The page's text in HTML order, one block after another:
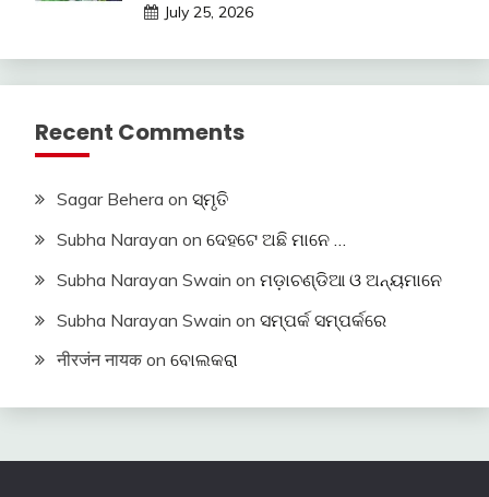
July 25, 2026
Recent Comments
Sagar Behera on ସ୍ମୃତି
Subha Narayan on ଦେହଟେ ଅଛି ମାନେ …
Subha Narayan Swain on ମଡ଼ାଚଣ୍ଡିଆ ଓ ଅନ୍ୟମାନେ
Subha Narayan Swain on ସମ୍ପର୍କ ସମ୍ପର୍କରେ
नीरजंन नायक on ବୋଲକରା